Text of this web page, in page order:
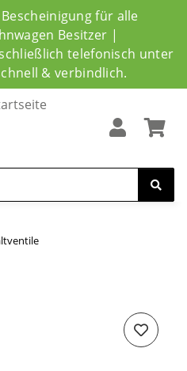
für alle
Besitzer |
telefonisch unter
& verbindlich.